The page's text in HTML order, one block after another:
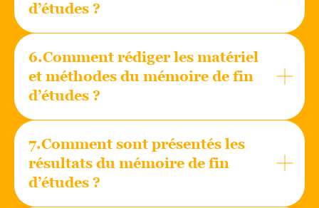
d’études ?
6.Comment rédiger les matériel
et méthodes du mémoire de fin
d’études ?
7.Comment sont présentés les
résultats du mémoire de fin
d’études ?